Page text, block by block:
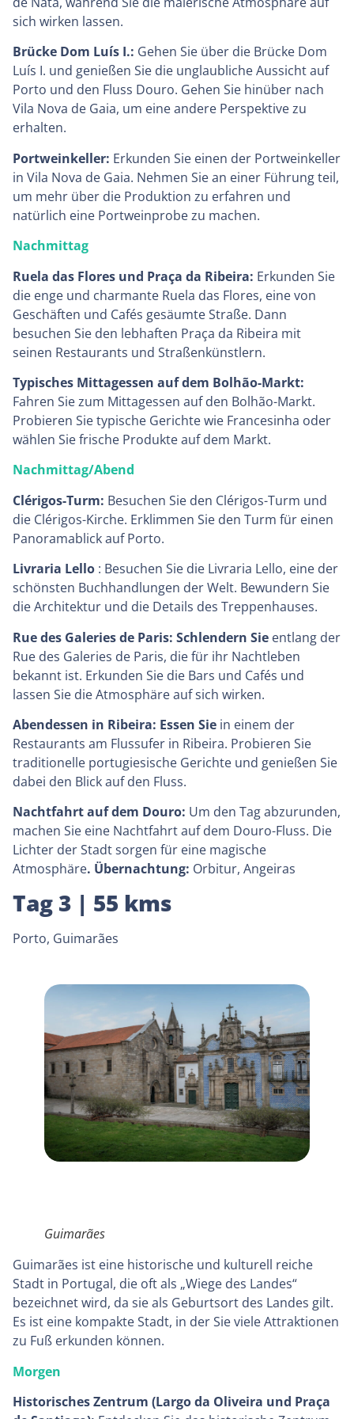
sich wirken lassen.
Brücke Dom Luís I.: Gehen Sie über die Brücke Dom
Luís I. und genießen Sie die unglaubliche Aussicht auf
Porto und den Fluss Douro. Gehen Sie hinüber nach
Vila Nova de Gaia, um eine andere Perspektive zu
erhalten.
Portweinkeller: Erkunden Sie einen der Portweinkeller
in Vila Nova de Gaia. Nehmen Sie an einer Führung teil,
um mehr über die Produktion zu erfahren und
natürlich eine Portweinprobe zu machen.
Nachmittag
Ruela das Flores und Praça da Ribeira: Erkunden Sie
die enge und charmante Ruela das Flores, eine von
Geschäften und Cafés gesäumte Straße. Dann
besuchen Sie den lebhaften Praça da Ribeira mit
seinen Restaurants und Straßenkünstlern.
Typisches Mittagessen auf dem Bolhão-Markt:
Fahren Sie zum Mittagessen auf den Bolhão-Markt.
Probieren Sie typische Gerichte wie Francesinha oder
wählen Sie frische Produkte auf dem Markt.
Nachmittag/Abend
Clérigos-Turm: Besuchen Sie den Clérigos-Turm und
die Clérigos-Kirche. Erklimmen Sie den Turm für einen
Panoramablick auf Porto.
Livraria Lello : Besuchen Sie die Livraria Lello, eine der
schönsten Buchhandlungen der Welt. Bewundern Sie
die Architektur und die Details des Treppenhauses.
Rue des Galeries de Paris: Schlendern Sie entlang der
Rue des Galeries de Paris, die für ihr Nachtleben
bekannt ist. Erkunden Sie die Bars und Cafés und
lassen Sie die Atmosphäre auf sich wirken.
Abendessen in Ribeira: Essen Sie in einem der
Restaurants am Flussufer in Ribeira. Probieren Sie
traditionelle portugiesische Gerichte und genießen Sie
dabei den Blick auf den Fluss.
Nachtfahrt auf dem Douro: Um den Tag abzurunden,
machen Sie eine Nachtfahrt auf dem Douro-Fluss. Die
Lichter der Stadt sorgen für eine magische
Atmosphäre. Übernachtung: Orbitur, Angeiras
Tag 3 | 55 kms
Porto, Guimarães
Guimarães
Guimarães ist eine historische und kulturell reiche
Stadt in Portugal, die oft als „Wiege des Landes“
bezeichnet wird, da sie als Geburtsort des Landes gilt.
Es ist eine kompakte Stadt, in der Sie viele Attraktionen
zu Fuß erkunden können.
Morgen
Historisches Zentrum (Largo da Oliveira und Praça